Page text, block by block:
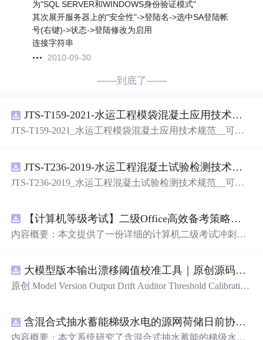
为"SQL SERVER和WINDOWS身份验证模式"
其次展开服务器上的"安全性"->登陆名->选中SA登陆帐
号(右键)->状态->登陆修改为启用
连接字符串
2010-09-30
——到底了——
JTS-T159-2021-水运工程模袋混凝土应用技术规范-可搜索.pdf
JTS-T159-2021_水运工程模袋混凝土应用技术规范__可搜
JTS-T236-2019-水运工程混凝土试验检测技术规范-可搜索.pdf
JTS-T236-2019_水运工程混凝土试验检测技术规范__可搜
【计算机等级考试】二级Office高效备考策略：分阶段复习计划与考场时间分配优化方案
内容概要：本文提供了一份详细的计算机二级考试冲刺备
点和基本操作；强化刷题阶段主攻操作大题，尤其是Excel
函数难点；冲刺模拟阶段进行全真模拟训练，回归高频考
国计算机二级考试的考生，尤其适合基础一般、希望在短
期内高效提分的学员。; 使用场景及目标：①帮助考生系统
大模型版本输出漂移阈值校准工具｜原创源码+测试+离线报告
原创 Model Version Output Drift Auditor Threshold Calibration
样本校准评分区间、告警阈值和误报漏报边界；本地网
页、JSON/HTML/SVG报告、测试与示例。压缩包包含完
含混合式抽水蓄能梯级水电的源网荷储日前协同调度优化研究（Matlab代码实现）
内容概要：本文系统研究了含混合式抽水蓄能的梯级水电